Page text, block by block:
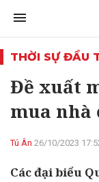
THỜI SỰ ĐẦU
Đề xuất
mua nhà
Tú Ân 26/10/2023
Các đại biểu